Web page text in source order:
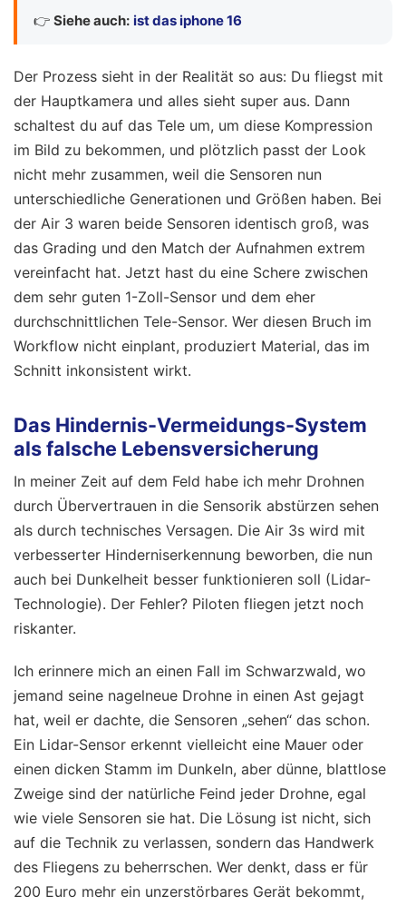
👉 Siehe auch: ist das iphone 16
Der Prozess sieht in der Realität so aus: Du fliegst mit
der Hauptkamera und alles sieht super aus. Dann
schaltest du auf das Tele um, um diese Kompression
im Bild zu bekommen, und plötzlich passt der Look
nicht mehr zusammen, weil die Sensoren nun
unterschiedliche Generationen und Größen haben. Bei
der Air 3 waren beide Sensoren identisch groß, was
das Grading und den Match der Aufnahmen extrem
vereinfacht hat. Jetzt hast du eine Schere zwischen
dem sehr guten 1-Zoll-Sensor und dem eher
durchschnittlichen Tele-Sensor. Wer diesen Bruch im
Workflow nicht einplant, produziert Material, das im
Schnitt inkonsistent wirkt.
Das Hindernis-Vermeidungs-System
als falsche Lebensversicherung
In meiner Zeit auf dem Feld habe ich mehr Drohnen
durch Übervertrauen in die Sensorik abstürzen sehen
als durch technisches Versagen. Die Air 3s wird mit
verbesserter Hinderniserkennung beworben, die nun
auch bei Dunkelheit besser funktionieren soll (Lidar-
Technologie). Der Fehler? Piloten fliegen jetzt noch
riskanter.
Ich erinnere mich an einen Fall im Schwarzwald, wo
jemand seine nagelneue Drohne in einen Ast gejagt
hat, weil er dachte, die Sensoren „sehen“ das schon.
Ein Lidar-Sensor erkennt vielleicht eine Mauer oder
einen dicken Stamm im Dunkeln, aber dünne, blattlose
Zweige sind der natürliche Feind jeder Drohne, egal
wie viele Sensoren sie hat. Die Lösung ist nicht, sich
auf die Technik zu verlassen, sondern das Handwerk
des Fliegens zu beherrschen. Wer denkt, dass er für
200 Euro mehr ein unzerstörbares Gerät bekommt,